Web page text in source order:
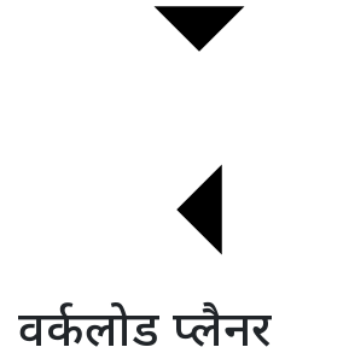
वर्कलोड प्लैनर